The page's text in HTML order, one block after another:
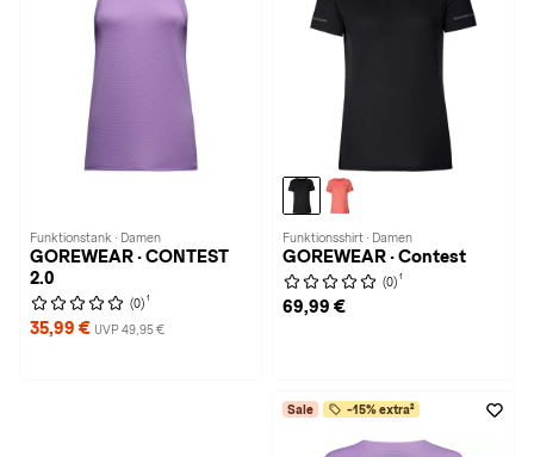
Funktionstank · Damen
GOREWEAR · CONTEST
2.0
(0) 1
35,99 € UVP 49,95 €
Funktionsshirt · Damen
GOREWEAR · Contest
(0) 1
69,99 €
Sale -15% extra²